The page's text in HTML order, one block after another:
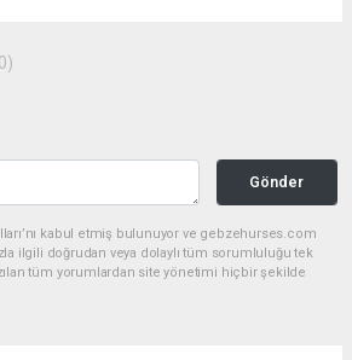
Gönder
kabul etmiş bulunuyor ve gebzehurses.com
ilgili doğrudan veya dolaylı tüm sorumluluğu tek
tüm yorumlardan site yönetimi hiçbir şekilde